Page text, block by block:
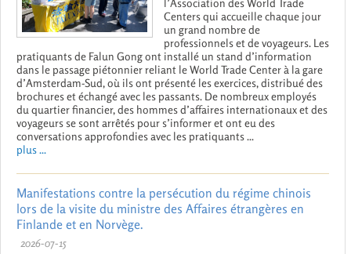
l’Association des World Trade
Centers qui accueille chaque jour
un grand nombre de
professionnels et de voyageurs. Les
pratiquants de Falun Gong ont installé un stand d’information
dans le passage piétonnier reliant le World Trade Center à la gare
d’Amsterdam-Sud, où ils ont présenté les exercices, distribué des
brochures et échangé avec les passants. De nombreux employés
du quartier financier, des hommes d’affaires internationaux et des
voyageurs se sont arrêtés pour s’informer et ont eu des
conversations approfondies avec les pratiquants ...
plus ...
Manifestations contre la persécution du régime chinois
lors de la visite du ministre des Affaires étrangères en
Finlande et en Norvège.
2026-07-15